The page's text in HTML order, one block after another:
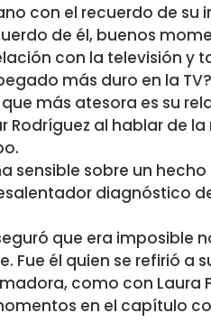
con el recuerdo de su
de él, buenos
con la televisión y
más duro en la
más atesora es su
Rodríguez al hablar de
sensible sobre un
diagnóstico
que era imposible
Fue él quien se refirió a
como con Laura
en el capítulo